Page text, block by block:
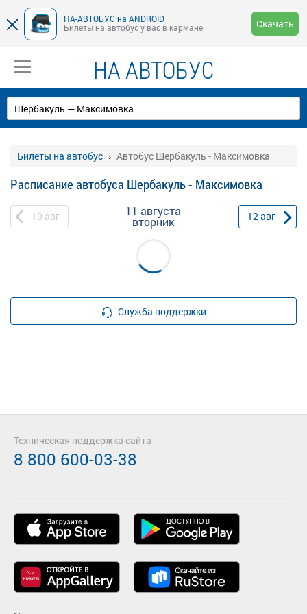
НА-АВТОБУС на ANDROID
Билеты на автобус у вас в кармане
Скачать
НА АВТОБУС
Билеты на автобус Автобус Шербакуль - Максимовка
Расписание автобуса Шербакуль - Максимовка
10 авг 11 августа
вторник 12авг
Служба поддержки
Техническая поддержка сайта
8 800 600-03-38